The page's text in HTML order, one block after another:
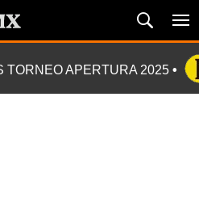
TORNEO APERTURA 2025